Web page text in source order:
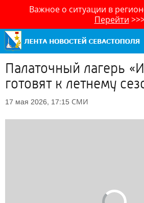
Важное о ситуации в
Перейти
Палаточный лагерь
готовят к летнему
17 мая 2026, 17:15 СМИ